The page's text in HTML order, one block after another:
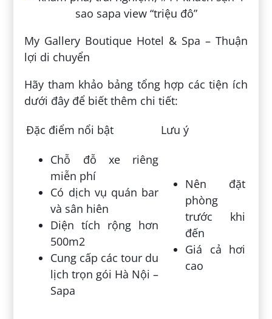
My Gallery Boutique Hotel & Spa – Thuận
lợi di chuyển
Hãy tham khảo bảng tổng hợp các tiện ích
dưới đây để biết thêm chi tiết:
Đặc điểm nổi bật
Lưu ý
Chỗ đỗ xe riêng
miễn phí
Có dịch vụ quán bar
và sân hiên
Diện tích rộng hơn
500m2
Cung cấp các tour du
lịch trọn gói Hà Nội –
Sapa
Nên đặt
phòng
trước khi
đến
Giá cả hơi
cao